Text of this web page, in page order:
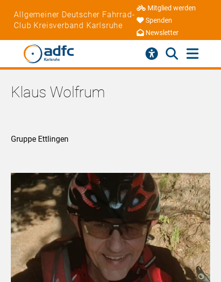
Allgemeiner Deutscher Fahrrad-
Club Kreisverband Karlsruhe
Mitglied werden
Spenden
Newsletter
Klaus Wolfrum
Gruppe Ettlingen